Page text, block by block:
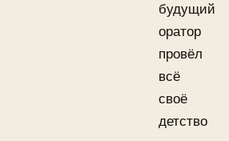
будущий
оратор
провёл
всё
своё
детство